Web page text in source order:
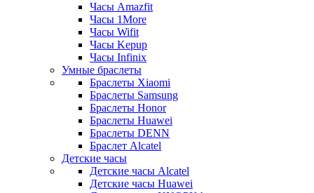
Часы Amazfit
Часы 1More
Часы Wifit
Часы Kepup
Часы Infinix
Умные браслеты
Браслеты Xiaomi
Браслеты Samsung
Браслеты Honor
Браслеты Huawei
Браслеты DENN
Браслет Alcatel
Детские часы
Детские часы Alcatel
Детские часы Huawei